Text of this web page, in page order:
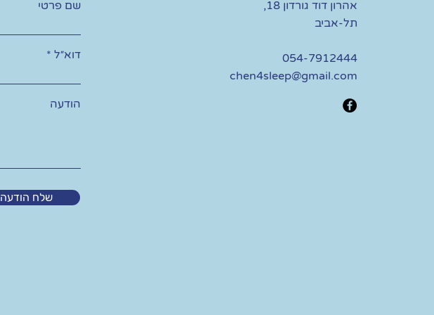
שם פרטי
דוא״ל
הודעה
שלח הודעה
אהרון דוד גורדון 18,
תל-אביב
054-7912444
chen4sleep@gmail.com